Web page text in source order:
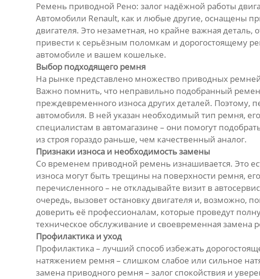
Ремень приводной Рено: залог надёжной работы
Автомобили Renault, как и любые другие, оснащены
двигателя. Это незаметная, но крайне важная
привести к серьёзным поломкам и дорогостоящему
автомобиле и вашем кошельке.
Выбор подходящего ремня
На рынке представлено множество приводных
Важно помнить, что неправильно подобранный
преждевременного износа других деталей. Поэтому,
автомобиля. В ней указан необходимый тип ремня,
специалистам в автомагазине – они помогут
из строя гораздо раньше, чем качественный аналог.
Признаки износа и необходимость замены
Со временем приводной ремень изнашивается. Это
износа могут быть трещины на поверхности ремня,
перечисленного – не откладывайте визит в
очередь, вызовет остановку двигателя и, возможно,
доверить её профессионалам, которые проведут
техническое обслуживание и своевременная замена
Профилактика и уход
Профилактика – лучший способ избежать
натяжением ремня – слишком слабое или сильное
замена приводного ремня – залог спокойствия и